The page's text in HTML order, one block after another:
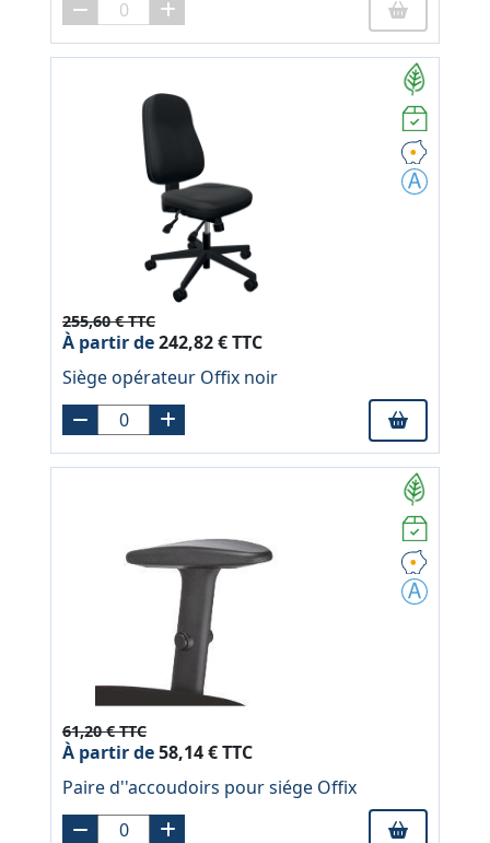
255,60 € TTC
À partir de242,82 € TTC
Siège opérateur Offix noir
61,20 € TTC
À partir de58,14 € TTC
Paire d''accoudoirs pour siége Offix